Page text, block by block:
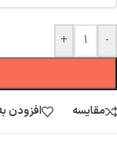
-
+
مقایسه افزودن